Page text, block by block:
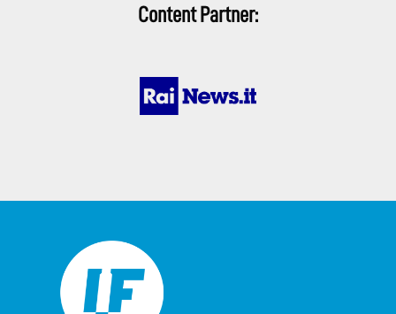
Content Partner: